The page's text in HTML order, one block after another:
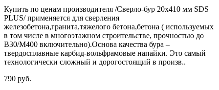
Купить по ценам производителя /Сверло-бур 20х410 мм SDS
PLUS/ применяется для сверления
железобетона,гранита,тяжелого бетона,бетона ( используемых
в том числе в многоэтажном строительстве, прочностью до
В30/М400 включительно).Основа качества бура –
твердосплавные карбид-вольфрамовые напайки. Это самый
технологически сложный и дорогостоящий в произв..
790 руб.